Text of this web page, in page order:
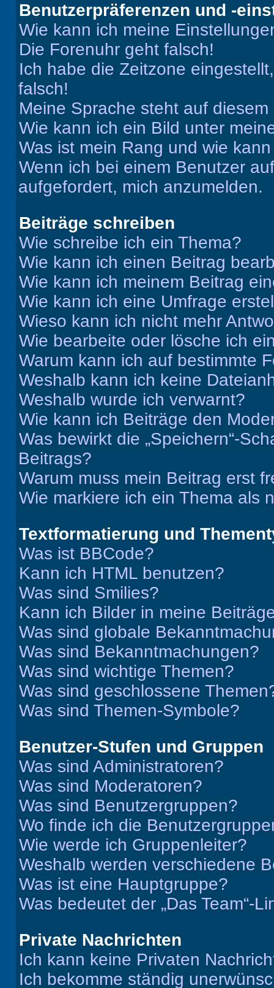
Benutzerpräferenzen und -
Wie kann ich meine
Die Forenuhr geht falsch!
Ich habe die Zeitzone
falsch!
Meine Sprache steht auf
Wie kann ich ein Bild unter
Was ist mein Rang und wie
Wenn ich bei einem Benutzer
aufgefordert, mich anzumelden.
Beiträge schreiben
Wie schreibe ich ein Thema?
Wie kann ich einen Beitrag
Wie kann ich meinem Beitrag
Wie kann ich eine Umfrage
Wieso kann ich nicht mehr
Wie bearbeite oder lösche ich
Warum kann ich auf bestimmte
Weshalb kann ich keine
Weshalb wurde ich verwarnt?
Wie kann ich Beiträge den
Was bewirkt die „Speichern“-
Beitrags?
Warum muss mein Beitrag erst
Wie markiere ich ein Thema als
Textformatierung und
Was ist BBCode?
Kann ich HTML benutzen?
Was sind Smilies?
Kann ich Bilder in meine
Was sind globale
Was sind Bekanntmachungen?
Was sind wichtige Themen?
Was sind geschlossene
Was sind Themen-Symbole?
Benutzer-Stufen und Gruppen
Was sind Administratoren?
Was sind Moderatoren?
Was sind Benutzergruppen?
Wo finde ich die
Wie werde ich Gruppenleiter?
Weshalb werden verschiedene
Was ist eine Hauptgruppe?
Was bedeutet der „Das Team“-
Private Nachrichten
Ich kann keine Privaten
Ich bekomme ständig